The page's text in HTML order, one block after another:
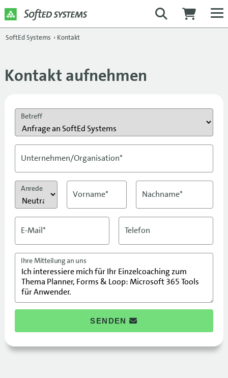
SoftEd Systems › Kontakt
Kontakt aufnehmen
Betreff
Unternehmen/Organisation*
Anrede
Vorname* Nachname*
E-Mail* Telefon
Ihre Mitteilung an uns
SENDEN